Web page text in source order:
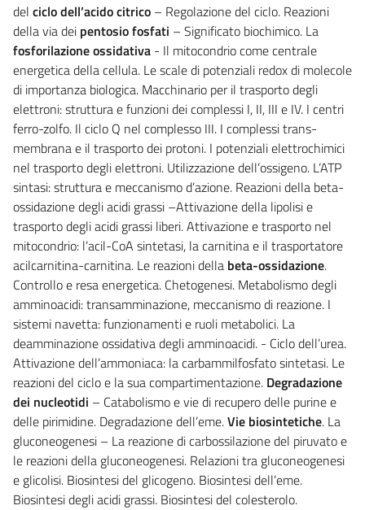
del ciclo dell’acido citrico – Regolazione del ciclo. Reazioni
della via dei pentosio fosfati – Significato biochimico. La
fosforilazione ossidativa - Il mitocondrio come centrale
energetica della cellula. Le scale di potenziali redox di molecole
di importanza biologica. Macchinario per il trasporto degli
elettroni: struttura e funzioni dei complessi I, II, III e IV. I centri
ferro-zolfo. Il ciclo Q nel complesso III. I complessi trans-
membrana e il trasporto dei protoni. I potenziali elettrochimici
nel trasporto degli elettroni. Utilizzazione dell’ossigeno. L’ATP
sintasi: struttura e meccanismo d’azione. Reazioni della beta-
ossidazione degli acidi grassi –Attivazione della lipolisi e
trasporto degli acidi grassi liberi. Attivazione e trasporto nel
mitocondrio: l’acil-CoA sintetasi, la carnitina e il trasportatore
acilcarnitina-carnitina. Le reazioni della beta-ossidazione.
Controllo e resa energetica. Chetogenesi. Metabolismo degli
amminoacidi: transamminazione, meccanismo di reazione. I
sistemi navetta: funzionamenti e ruoli metabolici. La
deamminazione ossidativa degli amminoacidi. - Ciclo dell’urea.
Attivazione dell’ammoniaca: la carbammilfosfato sintetasi. Le
reazioni del ciclo e la sua compartimentazione. Degradazione
dei nucleotidi – Catabolismo e vie di recupero delle purine e
delle pirimidine. Degradazione dell’eme.Vie biosintetiche. La
gluconeogenesi – La reazione di carbossilazione del piruvato e
le reazioni della gluconeogenesi. Relazioni tra gluconeogenesi
e glicolisi. Biosintesi del glicogeno. Biosintesi dell’eme.
Biosintesi degli acidi grassi. Biosintesi del colesterolo.